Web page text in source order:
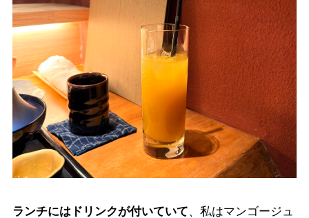
ランチにはドリンクが付いていて、私はマンゴージュ